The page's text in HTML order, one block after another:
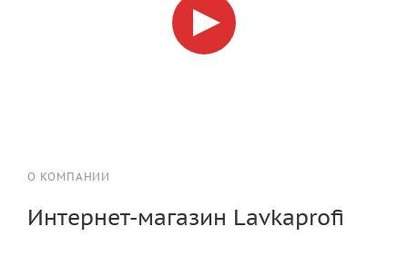
О КОМПАНИИ
Интернет-магазин Lavkaprofi